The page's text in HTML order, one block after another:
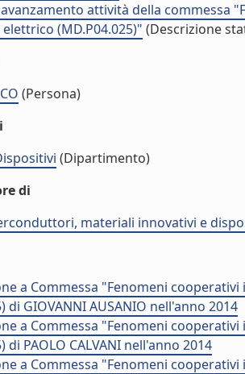
attività della commessa
(MD.P04.025)" (Descrizione
(Persona)
(Dipartimento)
di
materiali innovativi e
a Commessa "Fenomeni
di GIOVANNI AUSANIO nell'anno 2014
a Commessa "Fenomeni
di PAOLO CALVANI nell'anno 2014
a Commessa "Fenomeni